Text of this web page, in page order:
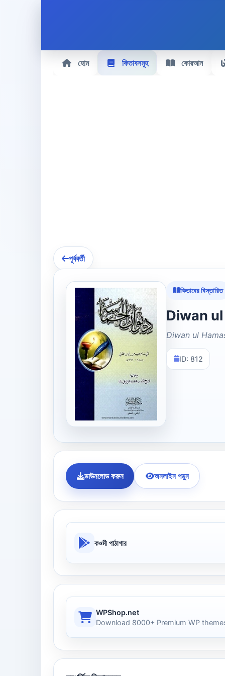
হোম কিতাবসমূহ কোরআন
পূর্ববর্তী
কিতাবের বিস্তারিত
Diwan ul
ID: 812
ডাউনলোড করুন অনলাইন পড়ুন
কওমী পাঠাগার
WPShop.net
Download 8000+ Premium WP